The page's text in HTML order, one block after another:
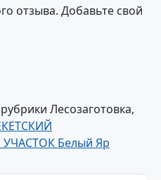
отзыва. Добавьте свой
Лесозаготовка,
Белый Яр